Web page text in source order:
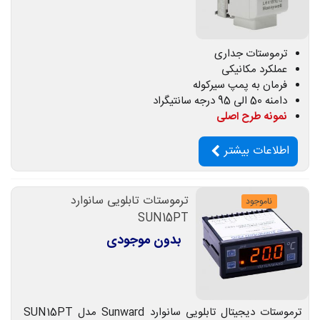
ترموستات جداری
عملکرد مکانیکی
فرمان به پمپ سیرکوله
دامنه 50 الی 95 درجه سانتیگراد
نمونه طرح اصلی
اطلاعات بیشتر
ناموجود
ترموستات تابلویی سانوارد
SUN15PT
بدون موجودی
ترموستات دیجیتال تابلویی سانوارد Sunward مدل SUN15PT